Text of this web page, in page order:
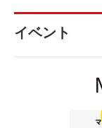
イベント